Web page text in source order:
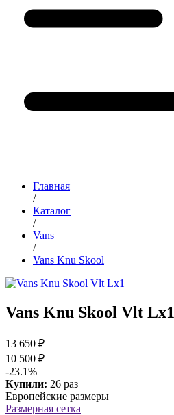
Главная
/
Каталог
/
Vans
/
Vans Knu Skool
Vans Knu Skool Vlt Lx1
13 650 ₽
10 500 ₽
-23.1%
Купили: 26 раз
Европейские размеры
Размерная сетка